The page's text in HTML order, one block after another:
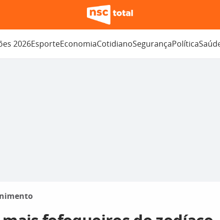
2026EsporteEconomiaCotidianoSegurançaPolítica